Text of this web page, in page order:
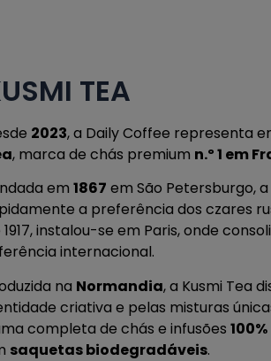
TEA
2023, a Daily Coffee representa
, marca de chás premium n.º 1 em
em 1867 em São Petersburgo,
a preferência dos czares
1917, instalou-se em Paris, onde
internacional.
na Normandia, a Kusmi Tea
criativa e pelas misturas
completa de chás e infusões
saquetas biodegradáveis.